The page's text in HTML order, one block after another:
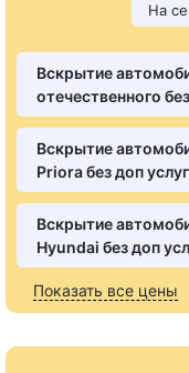
На
Вскрытие
отечественного
Вскрытие
Priora без доп услуг
Вскрытие
Hyundai без доп
Показать все цены